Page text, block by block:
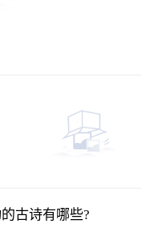
古诗有哪些?